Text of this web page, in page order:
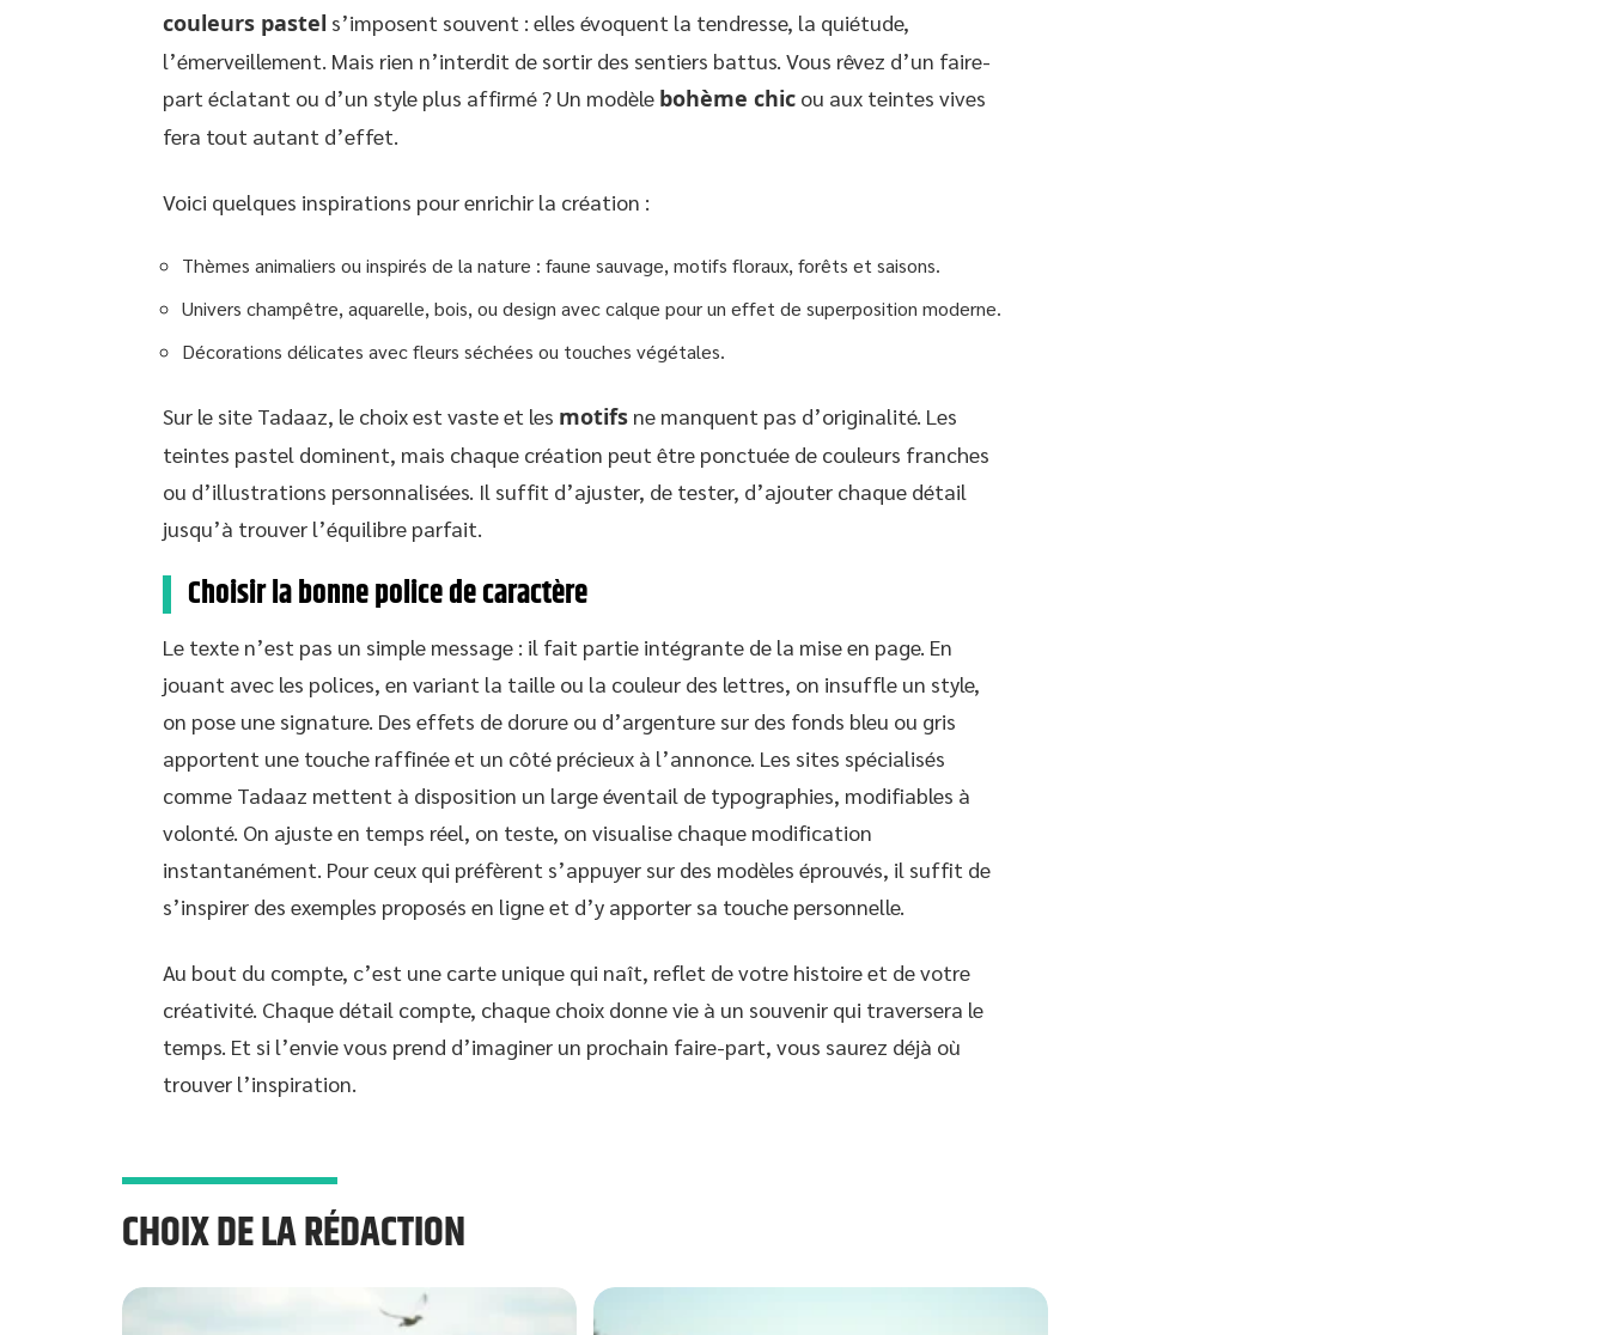
couleurs pastel s’imposent souvent : elles évoquent la tendresse, la quiétude,
l’émerveillement. Mais rien n’interdit de sortir des sentiers battus. Vous rêvez d’un faire-
part éclatant ou d’un style plus affirmé ? Un modèle bohème chic ou aux teintes vives
fera tout autant d’effet.
Voici quelques inspirations pour enrichir la création :
Thèmes animaliers ou inspirés de la nature : faune sauvage, motifs floraux, forêts et saisons.
Univers champêtre, aquarelle, bois, ou design avec calque pour un effet de superposition moderne.
Décorations délicates avec fleurs séchées ou touches végétales.
Sur le site Tadaaz, le choix est vaste et les motifs ne manquent pas d’originalité. Les
teintes pastel dominent, mais chaque création peut être ponctuée de couleurs franches
ou d’illustrations personnalisées. Il suffit d’ajuster, de tester, d’ajouter chaque détail
jusqu’à trouver l’équilibre parfait.
Choisir la bonne police de caractère
Le texte n’est pas un simple message : il fait partie intégrante de la mise en page. En
jouant avec les polices, en variant la taille ou la couleur des lettres, on insuffle un style,
on pose une signature. Des effets de dorure ou d’argenture sur des fonds bleu ou gris
apportent une touche raffinée et un côté précieux à l’annonce. Les sites spécialisés
comme Tadaaz mettent à disposition un large éventail de typographies, modifiables à
volonté. On ajuste en temps réel, on teste, on visualise chaque modification
instantanément. Pour ceux qui préfèrent s’appuyer sur des modèles éprouvés, il suffit de
s’inspirer des exemples proposés en ligne et d’y apporter sa touche personnelle.
Au bout du compte, c’est une carte unique qui naît, reflet de votre histoire et de votre
créativité. Chaque détail compte, chaque choix donne vie à un souvenir qui traversera le
temps. Et si l’envie vous prend d’imaginer un prochain faire-part, vous saurez déjà où
trouver l’inspiration.
CHOIX DE LA RÉDACTION